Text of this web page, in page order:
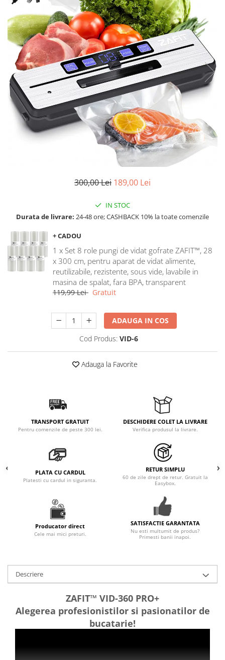
Aparate de vidat
Benzi dublu adezive
Benzi Led
Dispozitiv indepartare papiloame
Etajere depozitare
Irigatoare bucale
Lanterne
Ochelari
Pensule machiaj
Produse copii
Capace WC copii & Reductoare WC
Pernute bebe
Protectie pat copii
Scaune de masa bebe
Truse machiaj copii
300,00 Lei 189,00 Lei
IN STOC
Durata de livrare: 24-48 ore; CASHBACK 10% la toate comenzile
+ CADOU
1 x Set 8 role pungi de vidat gofrate ZAFIT™, 28
x 300 cm, pentru aparat de vidat alimente,
reutilizabile, rezistente, sous vide, lavabile in
masina de spalat, fara BPA, transparent
119,99 Lei Gratuit
ADAUGA IN COS
Cod Produs: VID-6
Adauga la Favorite
TRANSPORT GRATUIT
Pentru comenzile de peste 300 lei.
DESCHIDERE COLET LA LIVRARE
Verifica produsul la livrare.
PLATA CU CARDUL
Platesti cu cardul in siguranta.
RETUR SIMPLU
60 de zile drept de retur. Gratuit la
Easybox.
Producator direct
Cele mai mici preturi.
SATISFACTIE GARANTATA
Nu esti multumit de produs?
Primesti banii inapoi.
Descriere
ZAFIT™ VID-360 PRO+
Alegerea profesionistilor si pasionatilor de
bucatarie!